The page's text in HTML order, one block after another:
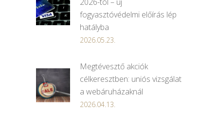
fogyasztóvédelmi előírás lép
hatályba
2026.05.23.
Megtévesztő akciók
célkeresztben: uniós vizsgálat
a webáruházaknál
2026.04.13.